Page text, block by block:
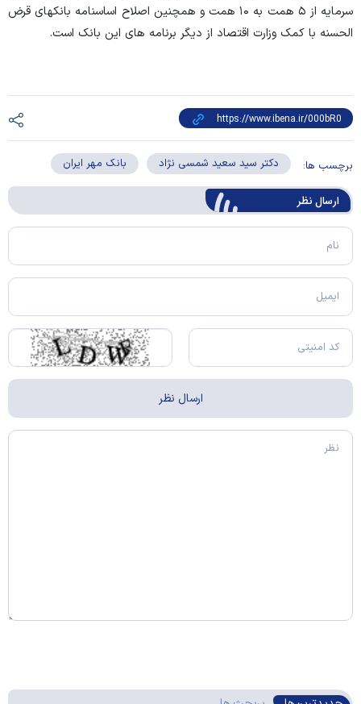
سرمایه از ۵ همت به ۱۰ همت و همچنین اصلاح اساسنامه بانکهای قرض
الحسنه با کمک وزارت اقتصاد از دیگر برنامه های این بانک است.
برچسب ها: دکتر سید سعید شمسی نژاد بانک مهر ایران
ارسال‌ نظر